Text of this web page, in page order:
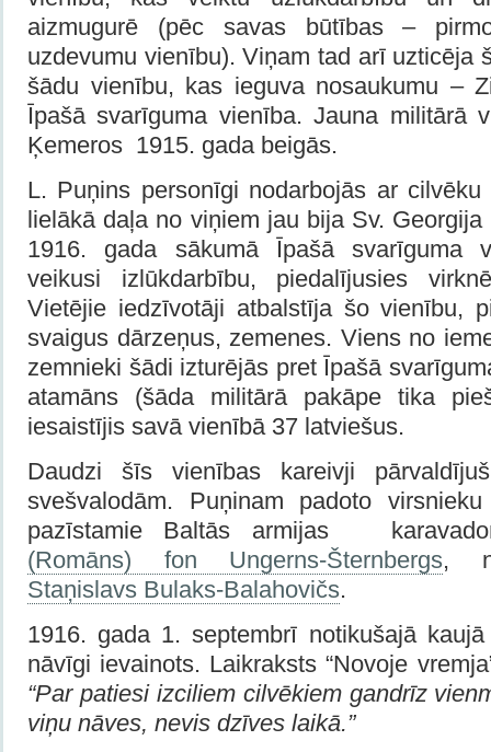
aizmugurē (pēc savas būtības –
uzdevumu vienību). Viņam tad arī uzticēja
šādu vienību, kas ieguva nosaukumu –
Īpašā svarīguma vienība. Jauna militārā
Ķemeros 1915. gada beigās.
L. Puņins personīgi nodarbojās ar
lielākā daļa no viņiem jau bija Sv.
1916. gada sākumā Īpašā svarīguma
veikusi izlūkdarbību, piedalījusies
Vietējie iedzīvotāji atbalstīja šo vienību,
svaigus dārzeņus, zemenes. Viens no
zemnieki šādi izturējās pret Īpašā
atamāns (šāda militārā pakāpe tika
iesaistījis savā vienībā 37 latviešus.
Daudzi šīs vienības kareivji
svešvalodām. Puņinam padoto
pazīstamie Baltās armijas
(Romāns) fon Ungerns-Šternbergs,
Staņislavs Bulaks-Balahovičs.
1916. gada 1. septembrī notikušajā
nāvīgi ievainots. Laikraksts “Novoje
“Par patiesi izciliem cilvēkiem gandrīz
viņu nāves, nevis dzīves laikā.”